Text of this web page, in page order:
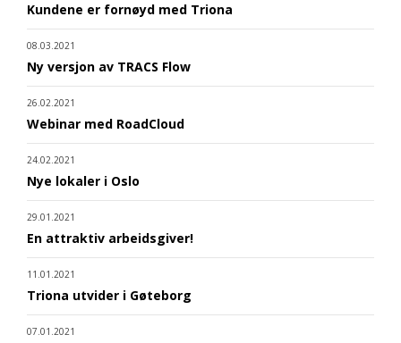
Kundene er fornøyd med Triona
08.03.2021
Ny versjon av TRACS Flow
26.02.2021
Webinar med RoadCloud
24.02.2021
Nye lokaler i Oslo
29.01.2021
En attraktiv arbeidsgiver!
11.01.2021
Triona utvider i Gøteborg
07.01.2021